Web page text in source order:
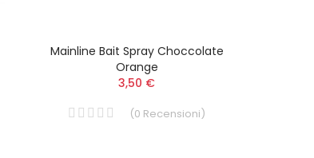
Mainline Bait Spray Choccolate
Orange
3,50 €
(0 Recensioni)